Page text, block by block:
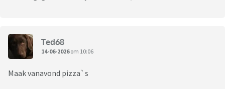
Ted68
14-06-2026om 10:06
Maak vanavond pizza`s